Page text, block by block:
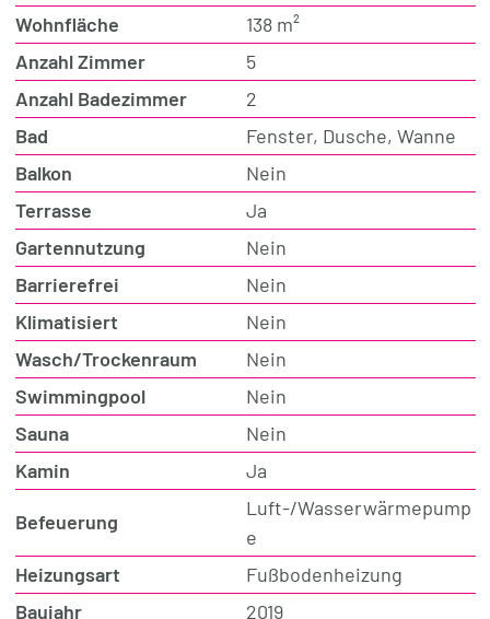
Wohnfläche
138 m²
Anzahl Zimmer
5
Anzahl Badezimmer
2
Bad
Fenster, Dusche, Wanne
Balkon
Nein
Terrasse
Ja
Gartennutzung
Nein
Barrierefrei
Nein
Klimatisiert
Nein
Wasch/Trockenraum
Nein
Swimmingpool
Nein
Sauna
Nein
Kamin
Ja
Befeuerung
Luft-/Wasserwärmepump
e
Heizungsart
Fußbodenheizung
Baujahr
2019